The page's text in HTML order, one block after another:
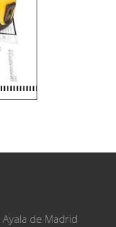
Ayala de Madrid